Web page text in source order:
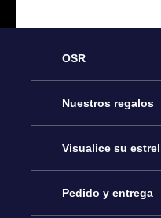
OSR
Atención
Contáctanos
Blog
Nuestros regalos
Regalo Estrella
Paquete de Regalo
Visualice su
Registro estelar
Pedido y entrega